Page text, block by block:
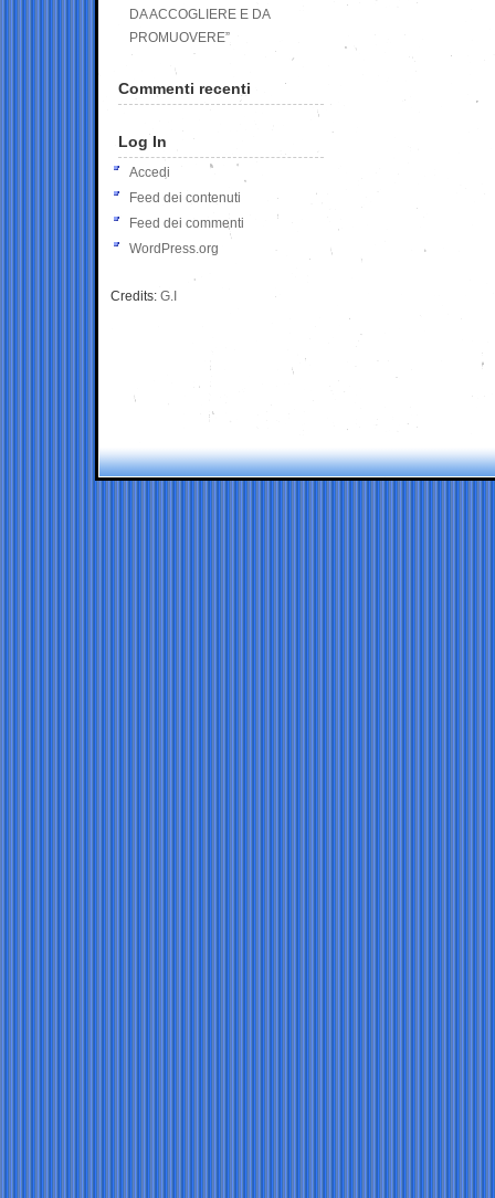
DA ACCOGLIERE E DA
PROMUOVERE”
Commenti recenti
Log In
Accedi
Feed dei contenuti
Feed dei commenti
WordPress.org
Credits: G.I